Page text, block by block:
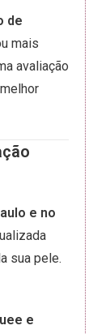
de
mais
avaliação
e no
sua pele.
e